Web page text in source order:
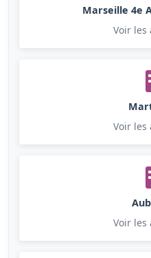
Marseille 4e
Voir les
Voir les
Voir les